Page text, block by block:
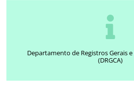
Departamento de Registros Gerais
(DRGCA)